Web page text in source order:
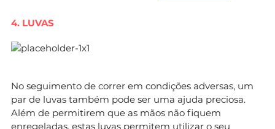
4. LUVAS
No seguimento de correr em condições adversas, um
par de luvas também pode ser uma ajuda preciosa.
Além de permitirem que as mãos não fiquem
enregeladas, estas luvas permitem utilizar o seu